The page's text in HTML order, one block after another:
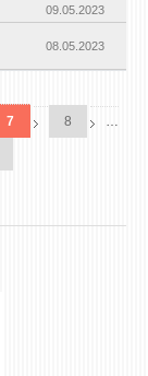
09.05.2023
08.05.2023
7 8